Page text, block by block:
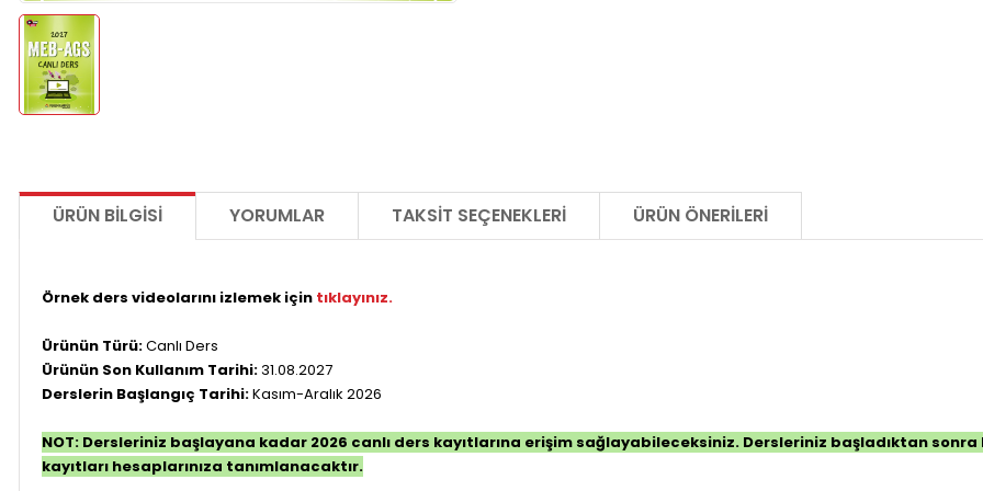
ÜRÜN BILGISI YORUMLAR TAKSIT SEÇENEKLERI ÜRÜN ÖNERILERI
Örnek ders videolarını izlemek için tıklayınız.
Ürünün Türü:Canlı Ders
Ürünün Son Kullanım Tarihi:31.08.2027
Derslerin Başlangıç Tarihi:Kasım-Aralık 2026
NOT: Dersleriniz başlayana kadar 2026 canlı ders kayıtlarına erişim sağlayabileceksiniz. Dersleriniz başladıktan sonra
kayıtları hesaplarınıza tanımlanacaktır.